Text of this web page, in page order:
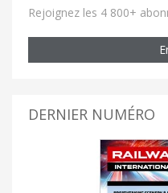
Rejoignez les 4 800+
DERNIER NUMÉRO